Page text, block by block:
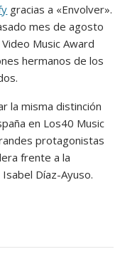
gracias a «Envolver».
mes de agosto
Music Award
hermanos de los
la misma distinción
en Los40 Music
protagonistas
frente a la
Díaz-Ayuso.